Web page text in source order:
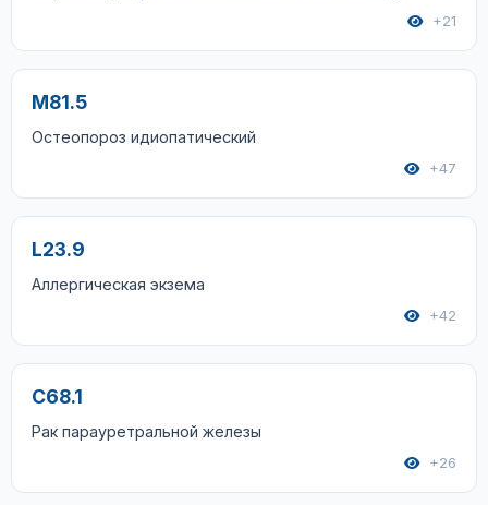
+21
M81.5
Остеопороз идиопатический
+47
L23.9
Аллергическая экзема
+42
C68.1
Рак парауретральной железы
+26